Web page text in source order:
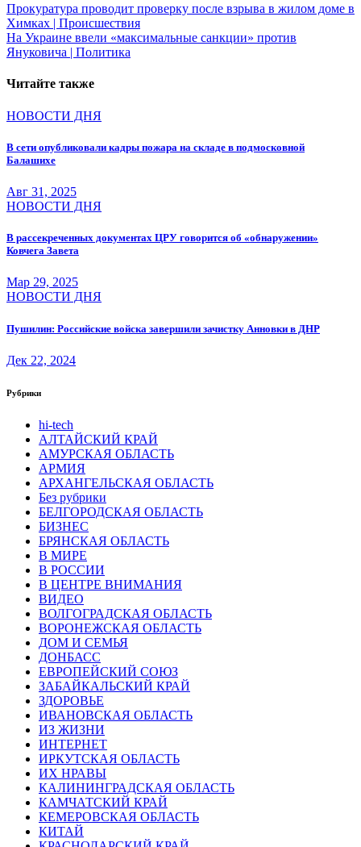
Навигация
по
записям
Прокуратура проводит проверку после взрыва в жилом доме в
Химках | Происшествия
На Украине ввели «максимальные санкции» против
Януковича | Политика
Читайте также
НОВОСТИ ДНЯ
В сети опубликовали кадры пожара на складе в подмосковной
Балашихе
Авг 31, 2025
НОВОСТИ ДНЯ
В рассекреченных документах ЦРУ говорится об «обнаружении»
Ковчега Завета
Мар 29, 2025
НОВОСТИ ДНЯ
Пушилин: Российские войска завершили зачистку Анновки в ДНР
Дек 22, 2024
Рубрики
hi-tech
АЛТАЙСКИЙ КРАЙ
АМУРСКАЯ ОБЛАСТЬ
АРМИЯ
АРХАНГЕЛЬСКАЯ ОБЛАСТЬ
Без рубрики
БЕЛГОРОДСКАЯ ОБЛАСТЬ
БИЗНЕС
БРЯНСКАЯ ОБЛАСТЬ
В МИРЕ
В РОССИИ
В ЦЕНТРЕ ВНИМАНИЯ
ВИДЕО
ВОЛГОГРАДСКАЯ ОБЛАСТЬ
ВОРОНЕЖСКАЯ ОБЛАСТЬ
ДОМ И СЕМЬЯ
ДОНБАСС
ЕВРОПЕЙСКИЙ СОЮЗ
ЗАБАЙКАЛЬСКИЙ КРАЙ
ЗДОРОВЬЕ
ИВАНОВСКАЯ ОБЛАСТЬ
ИЗ ЖИЗНИ
ИНТЕРНЕТ
ИРКУТСКАЯ ОБЛАСТЬ
ИХ НРАВЫ
КАЛИНИНГРАДCКАЯ ОБЛАСТЬ
КАМЧАТСКИЙ КРАЙ
КЕМЕРОВСКАЯ ОБЛАСТЬ
КИТАЙ